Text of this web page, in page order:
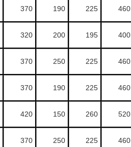
370 190 225 460
320 200 195 400
370 250 225 460
370 190 225 460
420 150 260 520
370 250 225 460